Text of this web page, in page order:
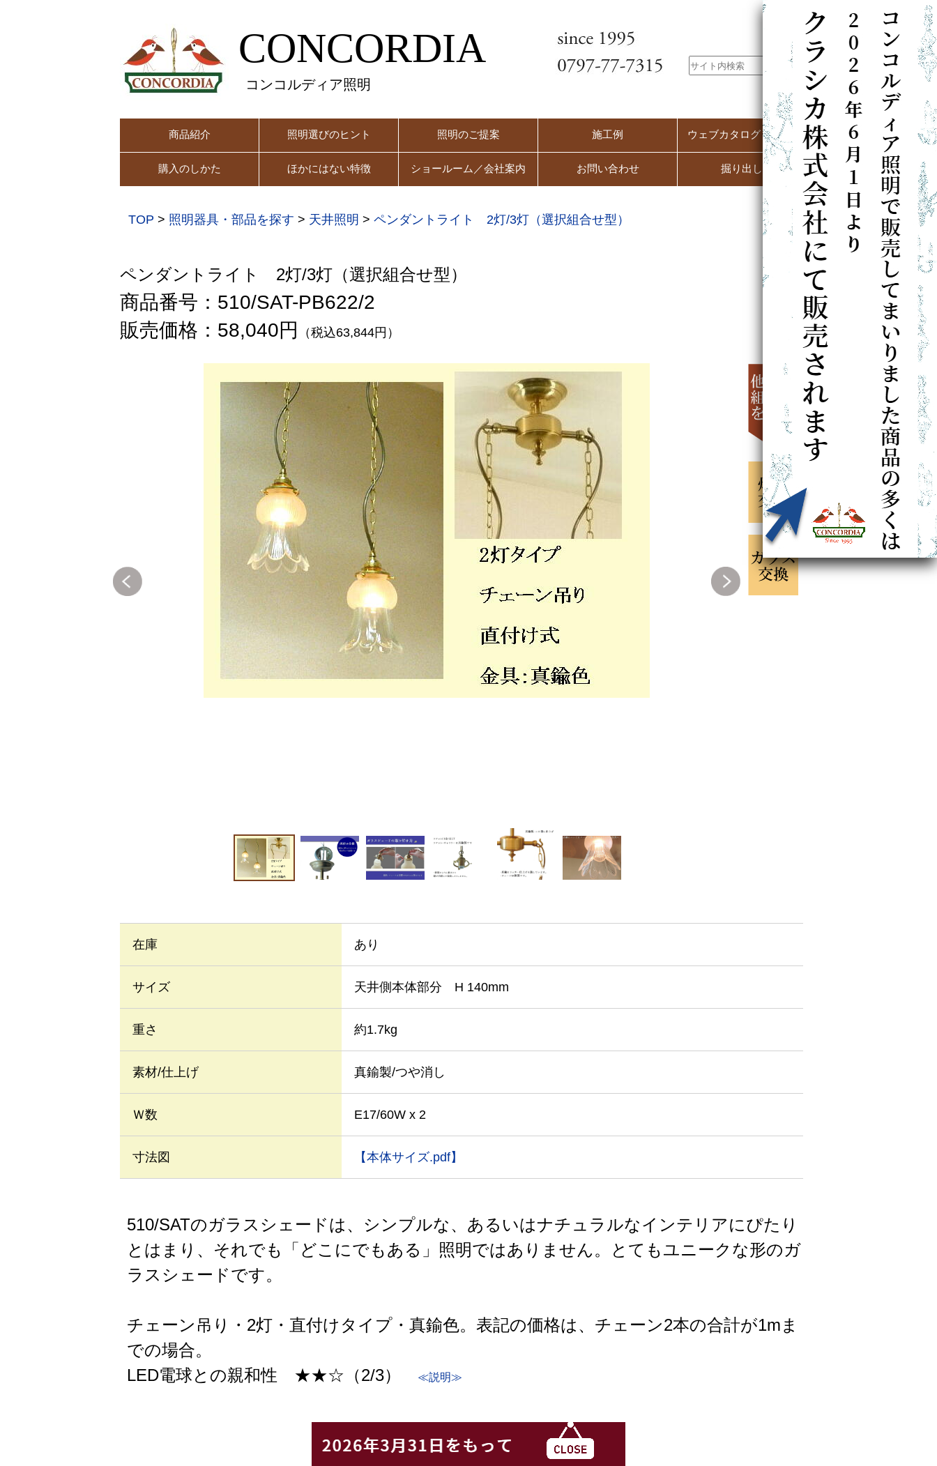
CONCORDIA
コンコルディア照明
商品紹介 照明選びのヒント 照明のご提案 施工例 ウェブカタログ（PC用）
購入のしかた ほかにはない特徴 ショールーム／会社案内 お問い合わせ 掘り出し市
TOP > 照明器具・部品を探す > 天井照明 > ペンダントライト 2灯/3灯（選択組合せ型）
ペンダントライト 2灯/3灯（選択組合せ型）
商品番号：510/SAT-PB622/2
販売価格：58,040円
（税込63,844円）
在庫 あり
サイズ 天井側本体部分 H 140mm
重さ 約1.7kg
素材/仕上げ 真鍮製/つや消し
Ｗ数 E17/60W x 2
寸法図 【本体サイズ.pdf】
510/SATのガラスシェードは、シンプルな、あるいはナチュラルなインテリアにぴたり
とはまり、それでも「どこにでもある」照明ではありません。とてもユニークな形のガ
ラスシェードです。
チェーン吊り・2灯・直付けタイプ・真鍮色。表記の価格は、チェーン2本の合計が1mま
での場合。
LED電球との親和性 ★★☆（2/3）
≪説明≫